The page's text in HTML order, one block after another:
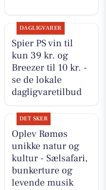
DAGLIGVARER
Spier PS vin til
kun 39 kr. og
Breezer til 10 kr. -
se de lokale
dagligvaretilbud
DET SKER
Oplev Rømøs
unikke natur og
kultur - Sælsafari,
bunkerture og
levende musik